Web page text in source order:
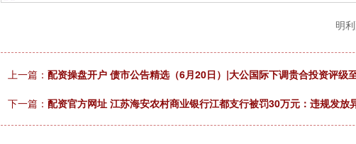
明
上一篇： 配资操盘开户 债市公告精选（6月20日）|大公国际下调贵合投资评级
下一篇： 配资官方网址 江苏海安农村商业银行江都支行被罚30万元：违规发放